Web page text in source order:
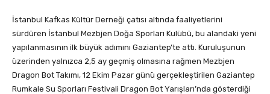
İstanbul Kafkas Kültür Derneği çatısı altında faaliyetlerini
sürdüren İstanbul Mezbjen Doğa Sporları Kulübü, bu alandaki yeni
yapılanmasının ilk büyük adımını Gaziantep’te attı. Kuruluşunun
üzerinden yalnızca 2,5 ay geçmiş olmasına rağmen Mezbjen
Dragon Bot Takımı, 12 Ekim Pazar günü gerçekleştirilen Gaziantep
Rumkale Su Sporları Festivali Dragon Bot Yarışları’nda gösterdiği